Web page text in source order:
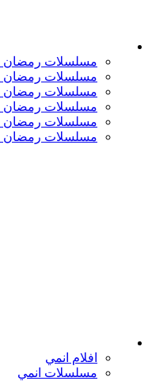
مسلسلات رمضان 2026
مسلسلات رمضان 2025
مسلسلات رمضان 2024
مسلسلات رمضان 2023
مسلسلات رمضان 2022
مسلسلات رمضان 2021
افلام انمي
مسلسلات انمي